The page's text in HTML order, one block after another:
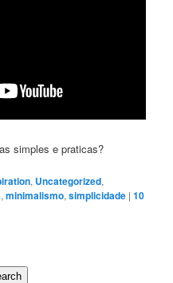
simples e praticas?
, Uncategorized,
,minimalismo,simplicidade |10